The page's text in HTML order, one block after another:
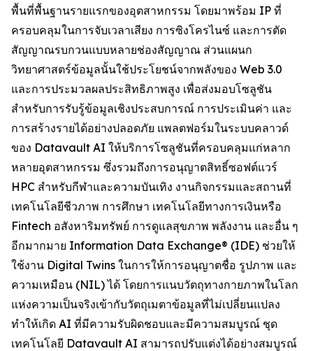
พื้นที่พื้นฐานรายแรกของอุตสาหกรรม โดยมาพร้อม IP ที่
ครอบคลุมในการจับเวลาเสียง การซิงโครไนซ์ และการตัด
สัญญาณรบกวนแบบหลายช่องสัญญาณ ส่วนแผนก
วิทยาศาสตร์ข้อมูลนั้นใช้ประโยชน์จากพลังของ Web 3.0
และการประมวลผลประสิทธิภาพสูง เพื่อส่งมอบโซลูชัน
สำหรับการรับรู้ข้อมูลเชิงประสบการณ์ การประเมินค่า และ
การสร้างรายได้อย่างปลอดภัย แพลตฟอร์มในระบบคลาวด์
ของ Datavault AI ให้บริการโซลูชันที่ครอบคลุมแก่หลาก
หลายอุตสาหกรรม ซึ่งรวมถึงการอนุญาตสิทธิ์ซอฟต์แวร์
HPC สำหรับกีฬาและความบันเทิง งานกิจกรรมและสถานที่
เทคโนโลยีชีวภาพ การศึกษา เทคโนโลยีทางการเงินหรือ
Fintech อสังหาริมทรัพย์ การดูแลสุขภาพ พลังงาน และอื่น ๆ
อีกมากมาย Information Data Exchange® (IDE) ช่วยให้
ใช้งาน Digital Twins ในการให้การอนุญาตชื่อ รูปภาพ และ
ความเหมือน (NIL) ได้ โดยการแนบวัตถุทางกายภาพในโลก
แห่งความเป็นจริงเข้ากับวัตถุเมตาข้อมูลที่ไม่เปลี่ยนแปลง
ทำให้เกิด AI ที่มีความรับผิดชอบและมีความสมบูรณ์ ชุด
เทคโนโลยี Datavault AI สามารถปรับแต่งได้อย่างสมบูรณ์